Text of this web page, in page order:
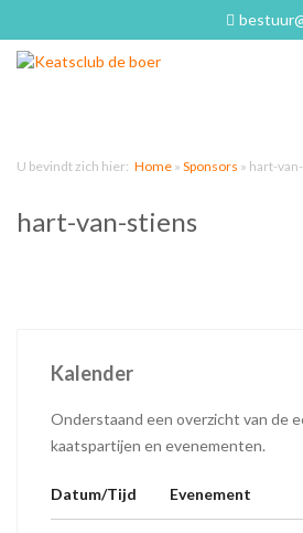
U bevindt zich hier: Home » Sponsors » hart-
hart-van-stiens
Kalender
Onderstaand een overzicht van de
kaatspartijen en evenementen.
Datum/Tijd Evenement